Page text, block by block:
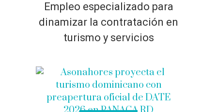
Empleo especializado para
dinamizar la contratación en
turismo y servicios